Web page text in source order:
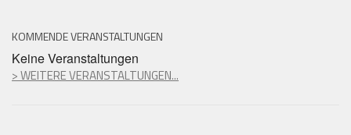
KOMMENDE VERANSTALTUNGEN
Keine Veranstaltungen
> WEITERE VERANSTALTUNGEN...